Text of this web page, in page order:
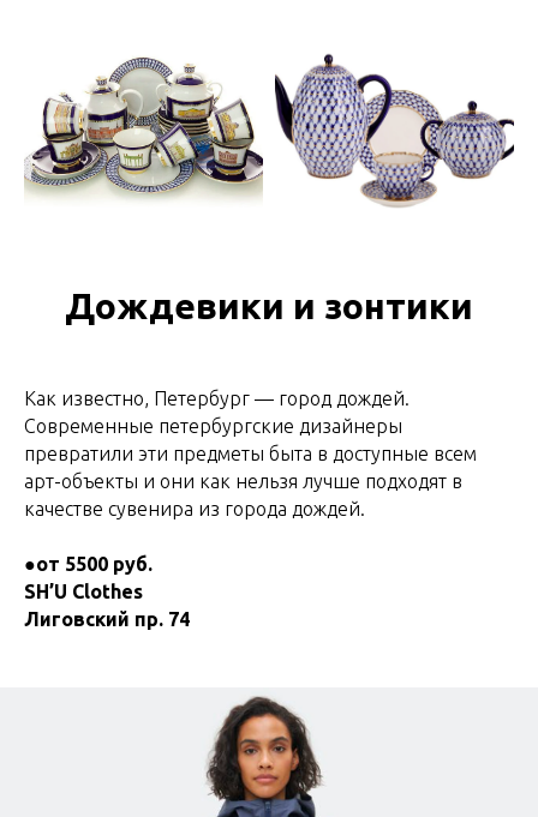
Дождевики и зонтики
Как известно, Петербург — город дождей.
Современные петербургские дизайнеры
превратили эти предметы быта в доступные всем
арт-объекты и они как нельзя лучше подходят в
качестве сувенира из города дождей.
●от 5500 руб.
SH’U Clothes
Лиговский пр. 74